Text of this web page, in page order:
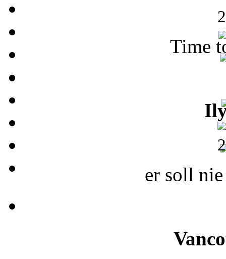
Time
er soll